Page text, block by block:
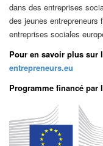
dans des entreprises
des jeunes
entreprises sociales
Pour en savoir plus sur
entrepreneurs.eu
Programme financé par